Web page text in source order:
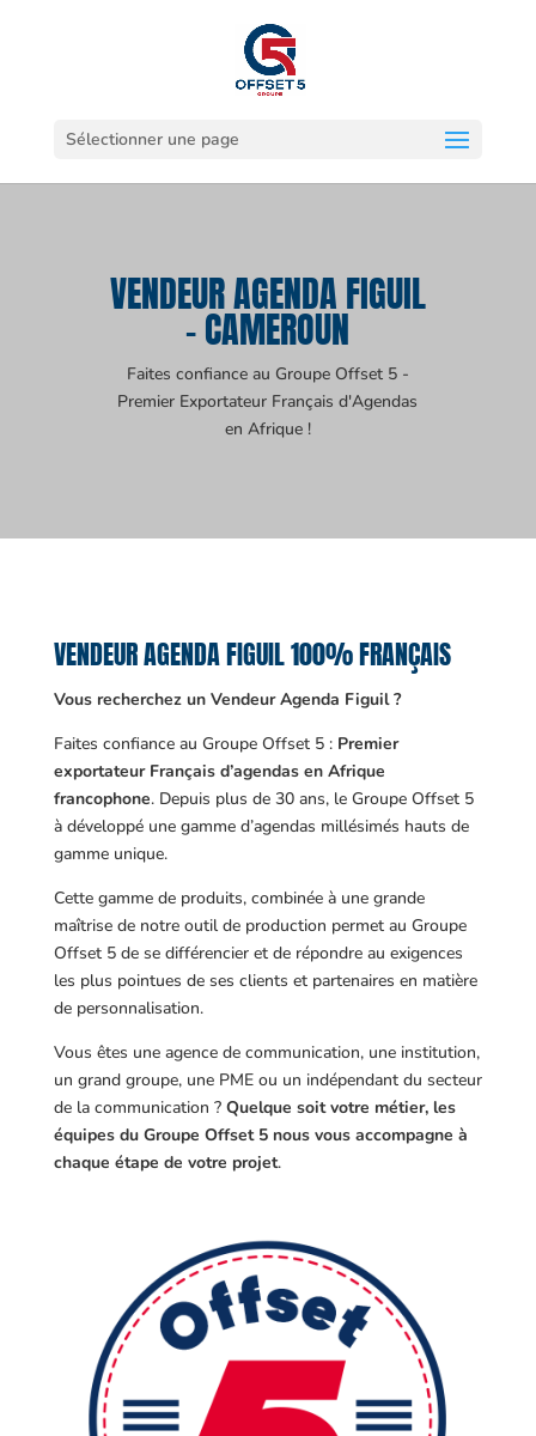
Sélectionner une page
VENDEUR AGENDA FIGUIL
- CAMEROUN
Faites confiance au Groupe Offset 5 -
Premier Exportateur Français d'Agendas
en Afrique !
VENDEUR AGENDA FIGUIL 100% FRANÇAIS
Vous recherchez un Vendeur Agenda Figuil ?
Faites confiance au Groupe Offset 5 : Premier
exportateur Français d’agendas en Afrique
francophone. Depuis plus de 30 ans, le Groupe Offset 5
à développé une gamme d’agendas millésimés hauts de
gamme unique.
Cette gamme de produits, combinée à une grande
maîtrise de notre outil de production permet au Groupe
Offset 5 de se différencier et de répondre au exigences
les plus pointues de ses clients et partenaires en matière
de personnalisation.
Vous êtes une agence de communication, une institution,
un grand groupe, une PME ou un indépendant du secteur
de la communication ? Quelque soit votre métier, les
équipes du Groupe Offset 5 nous vous accompagne à
chaque étape de votre projet.